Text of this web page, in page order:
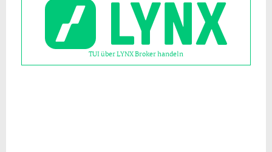
TUI über LYNX Broker handeln